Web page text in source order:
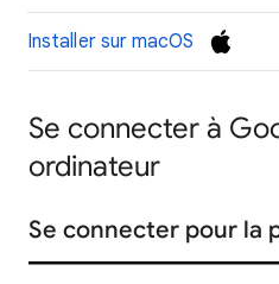
Installer sur macOS
Se connecter à
ordinateur
Se connecter pour la